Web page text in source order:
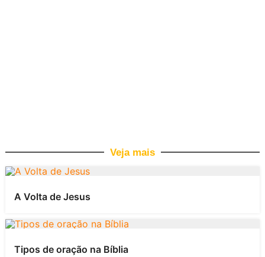
Veja mais
A Volta de Jesus
Tipos de oração na Bíblia